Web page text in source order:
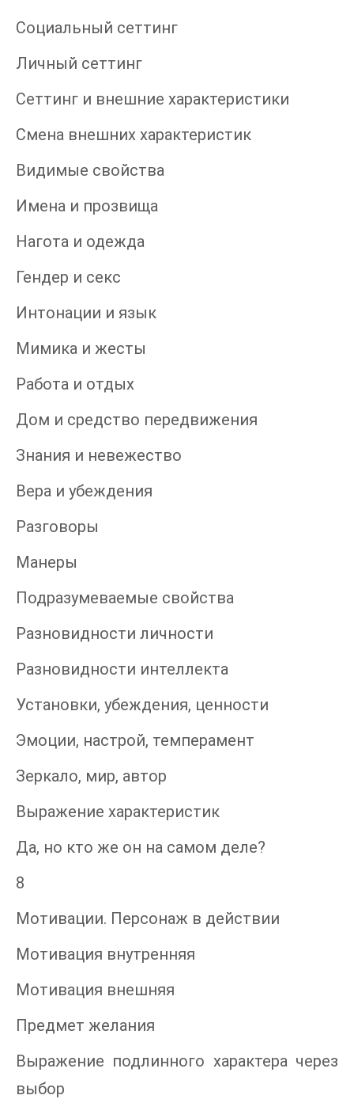
Социальный сеттинг
Личный сеттинг
Сеттинг и внешние характеристики
Смена внешних характеристик
Видимые свойства
Имена и прозвища
Нагота и одежда
Гендер и секс
Интонации и язык
Мимика и жесты
Работа и отдых
Дом и средство передвижения
Знания и невежество
Вера и убеждения
Разговоры
Манеры
Подразумеваемые свойства
Разновидности личности
Разновидности интеллекта
Установки, убеждения, ценности
Эмоции, настрой, темперамент
Зеркало, мир, автор
Выражение характеристик
Да, но кто же он на самом деле?
8
Мотивации. Персонаж в действии
Мотивация внутренняя
Мотивация внешняя
Предмет желания
Выражение подлинного характера через
выбор